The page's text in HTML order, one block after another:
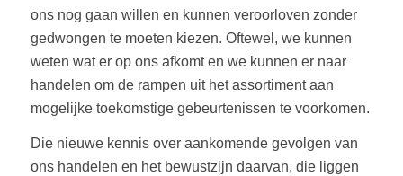
ons nog gaan willen en kunnen veroorloven zonder
gedwongen te moeten kiezen. Oftewel, we kunnen
weten wat er op ons afkomt en we kunnen er naar
handelen om de rampen uit het assortiment aan
mogelijke toekomstige gebeurtenissen te voorkomen.
Die nieuwe kennis over aankomende gevolgen van
ons handelen en het bewustzijn daarvan, die liggen